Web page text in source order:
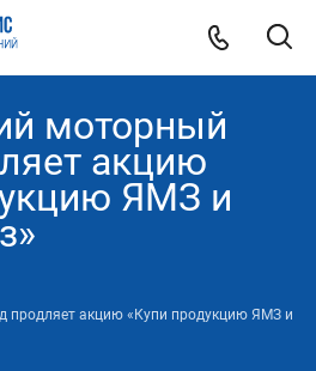
моторный
акцию
ЯМЗ и
продляет акцию «Купи продукцию ЯМЗ и